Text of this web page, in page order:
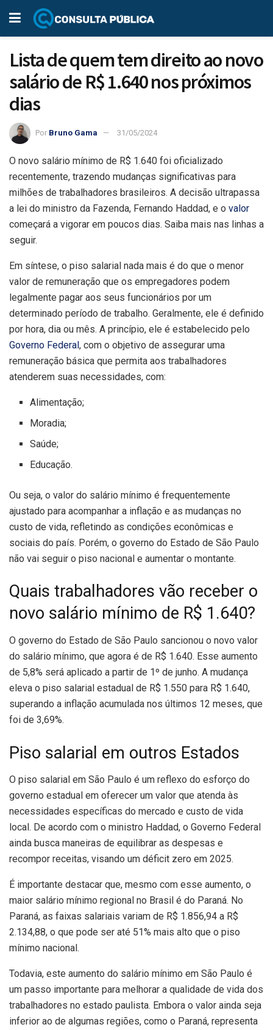
Lista de quem tem direito ao novo
salário de R$ 1.640 nos próximos
dias
Por Bruno Gama 31/05/2024
O novo salário mínimo de R$ 1.640 foi oficializado
recentemente, trazendo mudanças significativas para
milhões de trabalhadores brasileiros. A decisão ultrapassa
a lei do ministro da Fazenda, Fernando Haddad, e o valor
começará a vigorar em poucos dias. Saiba mais nas linhas a
seguir.
Em síntese, o piso salarial nada mais é do que o menor
valor de remuneração que os empregadores podem
legalmente pagar aos seus funcionários por um
determinado período de trabalho. Geralmente, ele é definido
por hora, dia ou mês. A princípio, ele é estabelecido pelo
Governo Federal, com o objetivo de assegurar uma
remuneração básica que permita aos trabalhadores
atenderem suas necessidades, com:
Alimentação;
Moradia;
Saúde;
Educação.
Ou seja, o valor do salário mínimo é frequentemente
ajustado para acompanhar a inflação e as mudanças no
custo de vida, refletindo as condições econômicas e
sociais do país. Porém, o governo do Estado de São Paulo
não vai seguir o piso nacional e aumentar o montante.
Quais trabalhadores vão receber o
novo salário mínimo de R$ 1.640?
O governo do Estado de São Paulo sancionou o novo valor
do salário mínimo, que agora é de R$ 1.640. Esse aumento
de 5,8% será aplicado a partir de 1º de junho. A mudança
eleva o piso salarial estadual de R$ 1.550 para R$ 1.640,
superando a inflação acumulada nos últimos 12 meses, que
foi de 3,69%.
Piso salarial em outros Estados
O piso salarial em São Paulo é um reflexo do esforço do
governo estadual em oferecer um valor que atenda às
necessidades específicas do mercado e custo de vida
local. De acordo com o ministro Haddad, o Governo Federal
ainda busca maneiras de equilibrar as despesas e
recompor receitas, visando um déficit zero em 2025.
É importante destacar que, mesmo com esse aumento, o
maior salário mínimo regional no Brasil é do Paraná. No
Paraná, as faixas salariais variam de R$ 1.856,94 a R$
2.134,88, o que pode ser até 51% mais alto que o piso
mínimo nacional.
Todavia, este aumento do salário mínimo em São Paulo é
um passo importante para melhorar a qualidade de vida dos
trabalhadores no estado paulista. Embora o valor ainda seja
inferior ao de algumas regiões, como o Paraná, representa